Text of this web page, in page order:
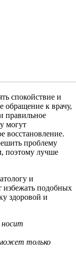
спокойствие и
обращение к врачу,
правильное
могут
восстановление.
проблему
поэтому лучше
и
избежать подобных
здоровой и
носит
может только